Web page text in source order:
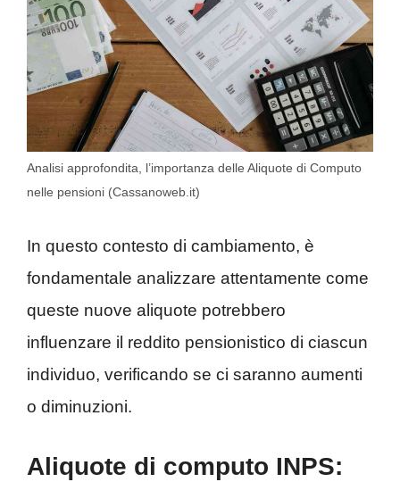
Analisi approfondita, l’importanza delle Aliquote di Computo
nelle pensioni (Cassanoweb.it)
In questo contesto di cambiamento, è
fondamentale analizzare attentamente come
queste nuove aliquote potrebbero
influenzare il reddito pensionistico di ciascun
individuo, verificando se ci saranno aumenti
o diminuzioni.
Aliquote di computo INPS: